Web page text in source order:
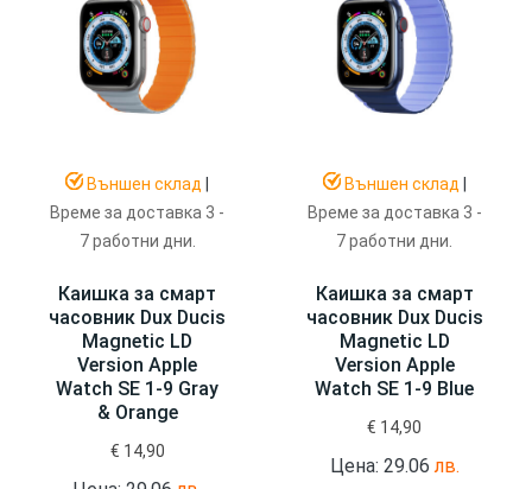
Външен склад
Време за доставка 3 -
7 работни дни.
Каишка за смарт
часовник Dux Ducis
Magnetic LD
Version Apple
Watch SE 1-9 Gray
& Orange
€ 14,90
Външен склад
Време за доставка 3 -
7 работни дни.
Каишка за смарт
часовник Dux Ducis
Magnetic LD
Version Apple
Watch SE 1-9 Blue
€ 14,90
Цена: 29.06лв.